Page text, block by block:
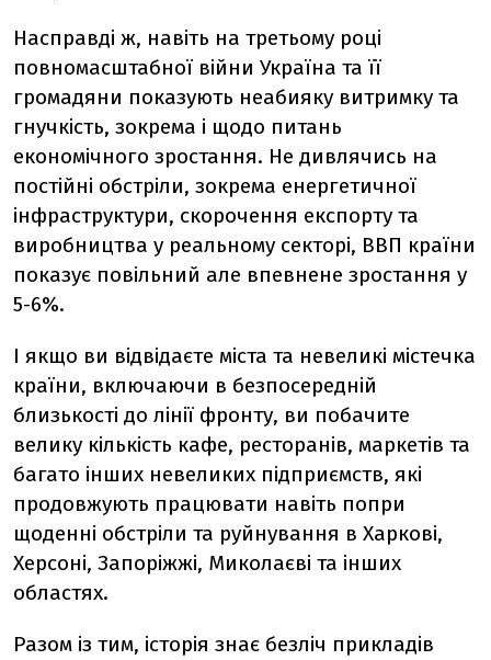
Насправді ж, навіть на третьому році
повномасштабної війни Україна та її
громадяни показують неабияку витримку та
гнучкість, зокрема і щодо питань
економічного зростання. Не дивлячись на
постійні обстріли, зокрема енергетичної
інфраструктури, скорочення експорту та
виробництва у реальному секторі, ВВП країни
показує повільний але впевнене зростання у
5-6%.
І якщо ви відвідаєте міста та невеликі містечка
країни, включаючи в безпосередній
близькості до лінії фронту, ви побачите
велику кількість кафе, ресторанів, маркетів та
багато інших невеликих підприємств, які
продовжують працювати навіть попри
щоденні обстріли та руйнування в Харкові,
Херсоні, Запоріжжі, Миколаєві та інших
областях.
Разом із тим, історія знає безліч прикладів